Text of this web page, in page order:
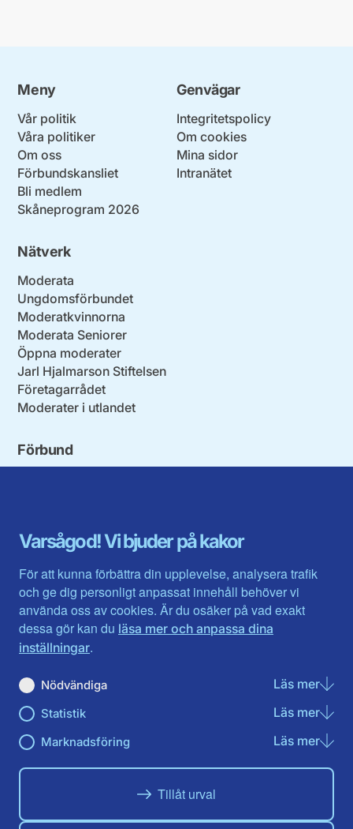
Varsågod! Vi bjuder på kakor
För att kunna förbättra din upplevelse, analysera trafik
och ge dig personligt anpassat innehåll behöver vi
använda oss av cookies. Är du osäker på vad exakt
dessa gör kan du läsa mer och anpassa dina
inställningar.
Nödvändiga Läs merom
Statistik Läs merom
Marknadsföring Läs merom
Tillåt urval
Meny
Vår politik
Våra politiker
Om oss
Förbundskansliet
Bli medlem
Skåneprogram 2026
Genvägar
Integritetspolicy
Om cookies
Mina sidor
Intranätet
Nätverk
Moderata
Ungdomsförbundet
Moderatkvinnorna
Moderata Seniorer
Öppna moderater
Jarl Hjalmarson Stiftelsen
Företagarrådet
Moderater i utlandet
Förbund
Gävleborg
Halland
Jämtlands län
Jönköpings län
Kalmar län
Kronobergs län
Norrbotten
Skåne län
Värmlands län
Västerbotten
Västra Götaland
Västernorrland
Västmanland
Örebro län
Östergötland
Du hittar oss här på sociala medier
Facebook
Instagram